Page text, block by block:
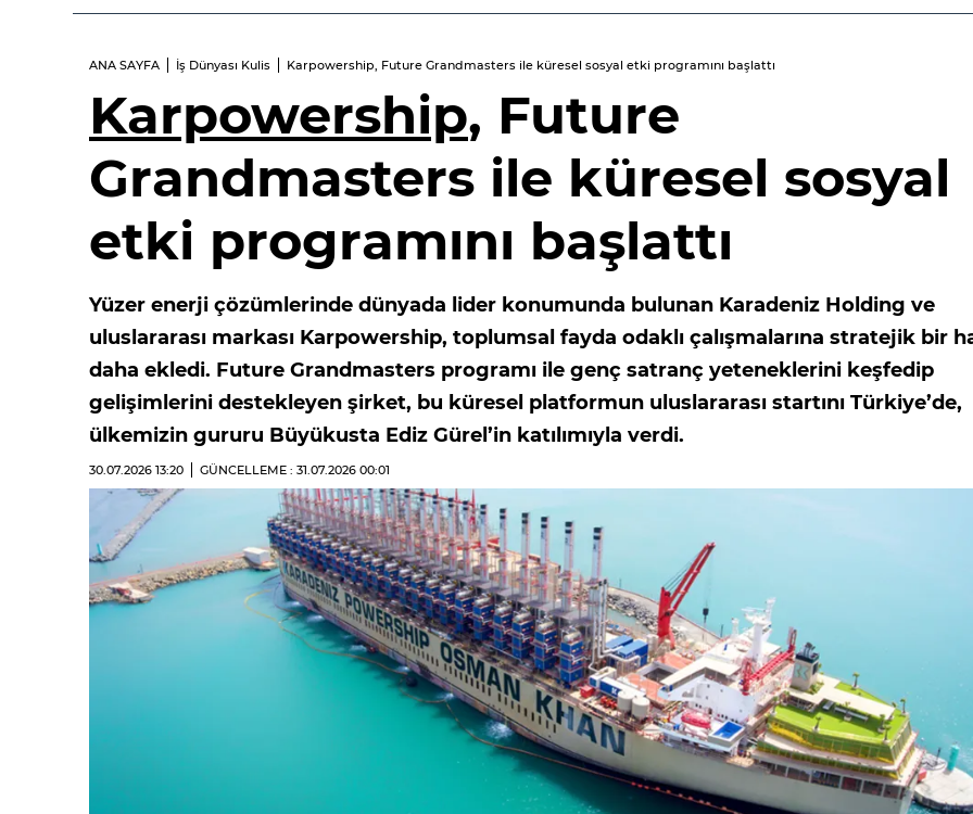
ANA SAYFA İş Dünyası Kulis Karpowership, Future Grandmasters ile küresel sosyal etki programını başlattı
Karpowership, Future
Grandmasters ile küresel sosyal
etki programını başlattı
Yüzer enerji çözümlerinde dünyada lider konumunda bulunan Karadeniz Holding ve
uluslararası markası Karpowership, toplumsal fayda odaklı çalışmalarına stratejik bir
daha ekledi. Future Grandmasters programı ile genç satranç yeteneklerini keşfedip
gelişimlerini destekleyen şirket, bu küresel platformun uluslararası startını Türkiye’de,
ülkemizin gururu Büyükusta Ediz Gürel’in katılımıyla verdi.
30.07.2026 13:20 GÜNCELLEME : 31.07.2026 00:01